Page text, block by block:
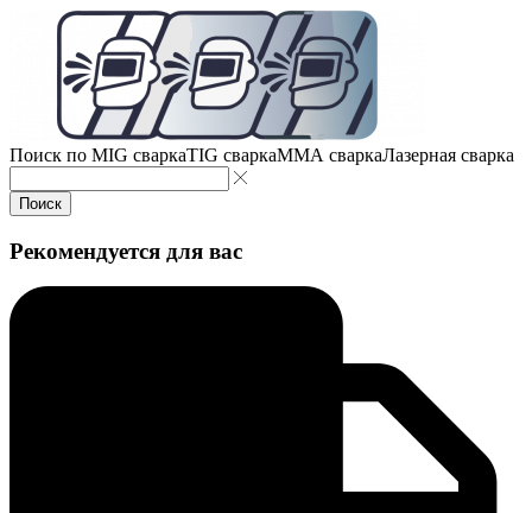
Поиск по MIG сваркаTIG сваркаMMA сваркаЛазерная сварка
Поиск
Рекомендуется для вас